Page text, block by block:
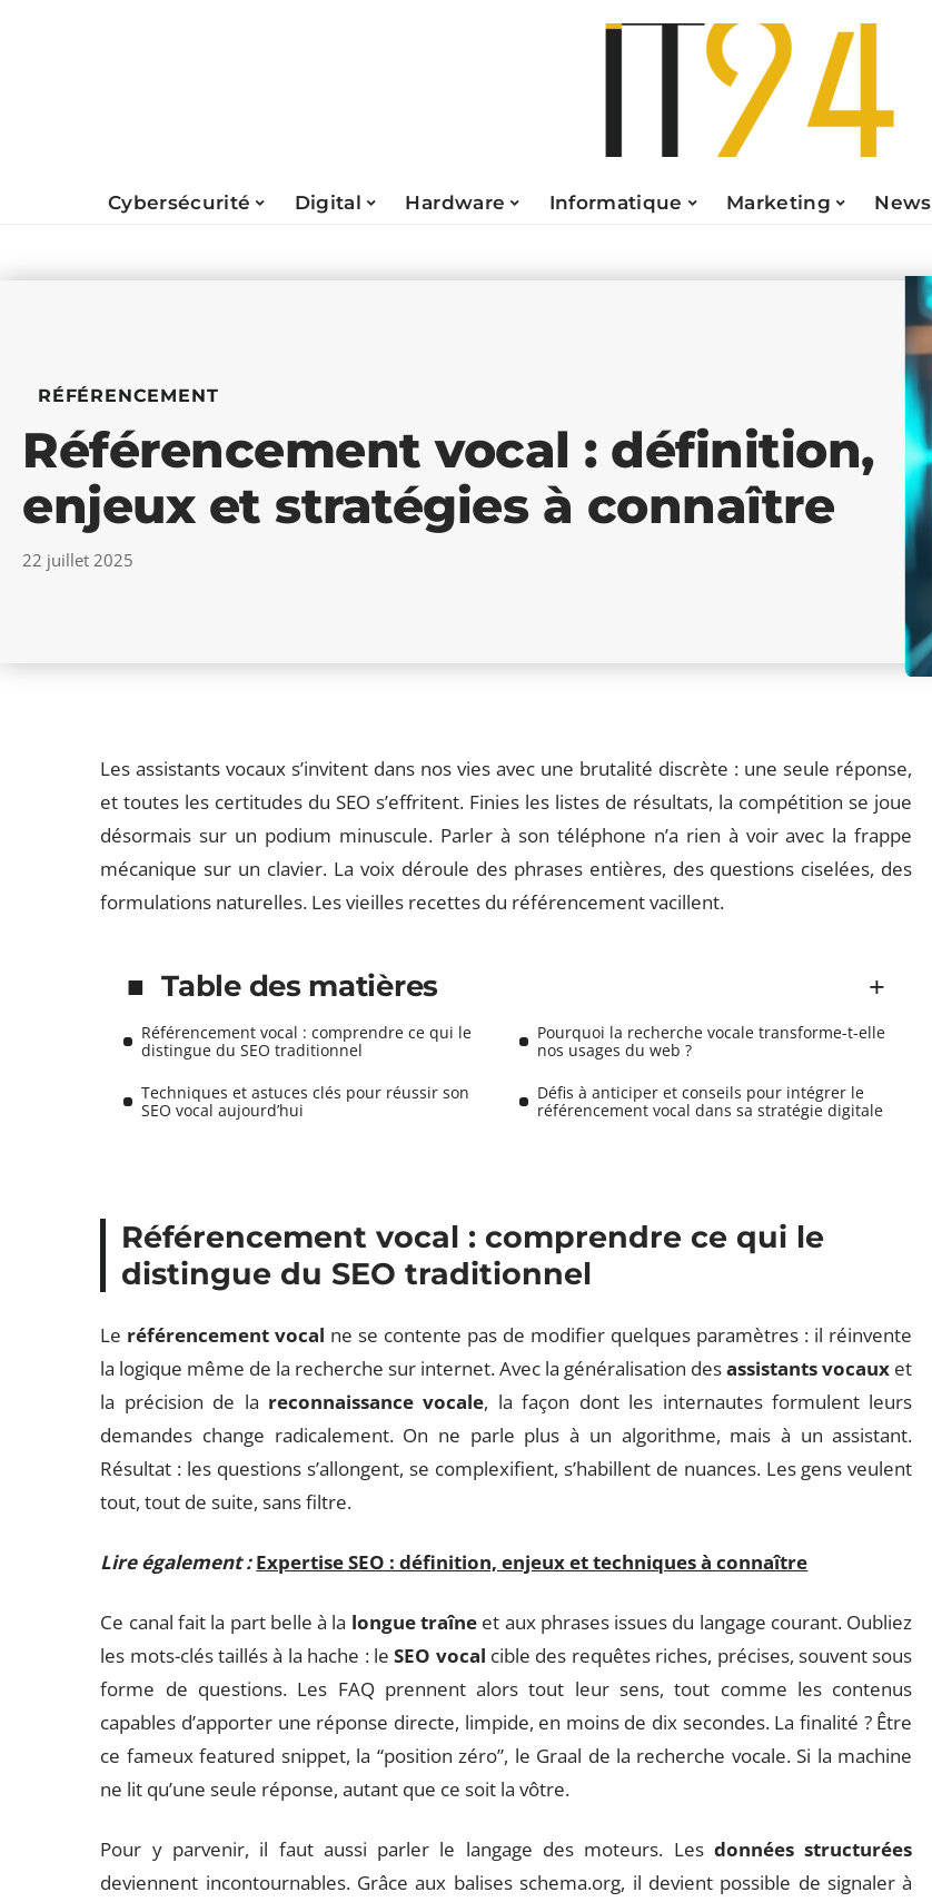
Cybersécurité Digital Hardware Informatique Marketing News
RÉFÉRENCEMENT
Référencement vocal : définition,
enjeux et stratégies à connaître
22 juillet 2025
Les assistants vocaux s’invitent dans nos vies avec une brutalité discrète : une seule réponse,
et toutes les certitudes du SEO s’effritent. Finies les listes de résultats, la compétition se joue
désormais sur un podium minuscule. Parler à son téléphone n’a rien à voir avec la frappe
mécanique sur un clavier. La voix déroule des phrases entières, des questions ciselées, des
formulations naturelles. Les vieilles recettes du référencement vacillent.
Table des matières
Référencement vocal : comprendre ce qui le
distingue du SEO traditionnel
Pourquoi la recherche vocale transforme-t-elle
nos usages du web ?
Techniques et astuces clés pour réussir son
SEO vocal aujourd’hui
Défis à anticiper et conseils pour intégrer le
référencement vocal dans sa stratégie digitale
Référencement vocal : comprendre ce qui le
distingue du SEO traditionnel
Le référencement vocal ne se contente pas de modifier quelques paramètres : il réinvente
la logique même de la recherche sur internet. Avec la généralisation desassistants vocaux et
la précision de la reconnaissance vocale, la façon dont les internautes formulent leurs
demandes change radicalement. On ne parle plus à un algorithme, mais à un assistant.
Résultat : les questions s’allongent, se complexifient, s’habillent de nuances. Les gens veulent
tout, tout de suite, sans filtre.
Lire également : Expertise SEO : définition, enjeux et techniques à connaître
Ce canal fait la part belle à la longue traîne et aux phrases issues du langage courant. Oubliez
les mots-clés taillés à la hache : leSEO vocal cible des requêtes riches, précises, souvent sous
forme de questions. Les FAQ prennent alors tout leur sens, tout comme les contenus
capables d’apporter une réponse directe, limpide, en moins de dix secondes. La finalité ? Être
ce fameux featured snippet, la “position zéro”, le Graal de la recherche vocale. Si la machine
ne lit qu’une seule réponse, autant que ce soit la vôtre.
Pour y parvenir, il faut aussi parler le langage des moteurs. Lesdonnées structurées
deviennent incontournables. Grâce aux balises schema.org, il devient possible de signaler à